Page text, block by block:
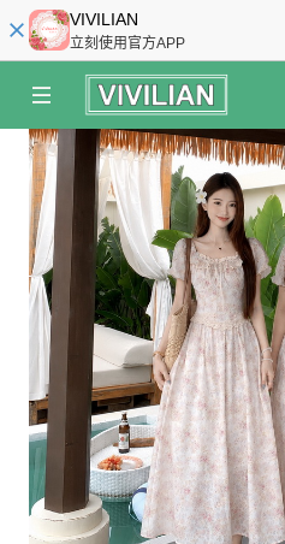
VIVILIAN
立刻使用官方APP